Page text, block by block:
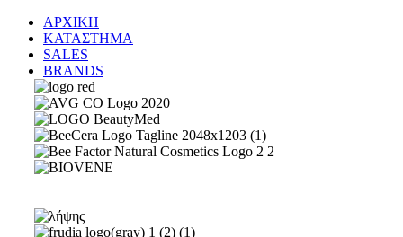
ΑΡΧΙΚΗ
ΚΑΤΑΣΤΗΜΑ
SALES
BRANDS